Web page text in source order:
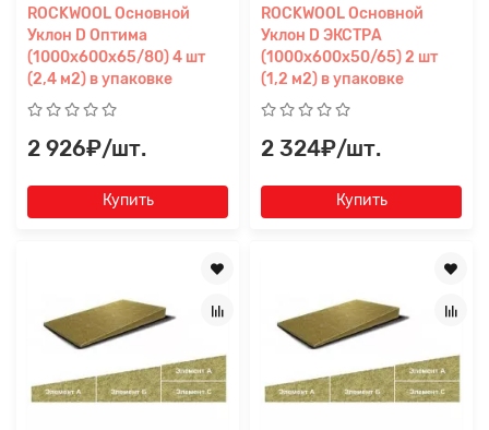
ROCKWOOL Основной
Уклон D Оптима
(1000x600x65/80) 4 шт
(2,4 м2) в упаковке
2 926₽/шт.
Купить
ROCKWOOL Основной
Уклон D ЭКСТРА
(1000x600x50/65) 2 шт
(1,2 м2) в упаковке
2 324₽/шт.
Купить